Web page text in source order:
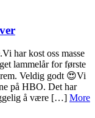
har kost oss masse
lammelår for første
Veldig godt 😍Vi
på HBO. Det har
å være […] More